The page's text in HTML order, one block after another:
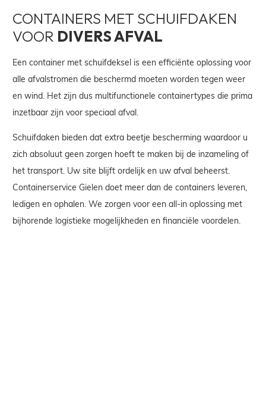
CONTAINERS MET SCHUIFDAKEN
VOOR DIVERS AFVAL
Een container met schuifdeksel is een efficiënte oplossing voor
alle afvalstromen die beschermd moeten worden tegen weer
en wind. Het zijn dus multifunctionele containertypes die prima
inzetbaar zijn voor speciaal afval.
Schuifdaken bieden dat extra beetje bescherming waardoor u
zich absoluut geen zorgen hoeft te maken bij de inzameling of
het transport. Uw site blijft ordelijk en uw afval beheerst.
Containerservice Gielen doet meer dan de containers leveren,
ledigen en ophalen. We zorgen voor een all-in oplossing met
bijhorende logistieke mogelijkheden en financiële voordelen.